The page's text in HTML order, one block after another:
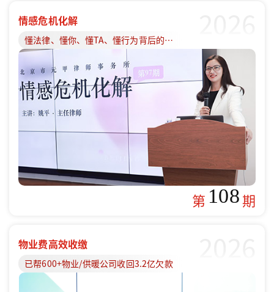
情感危机化解
懂法律、懂你、懂TA、懂行为背后的原因
第 108期
物业费高效收缴
已帮600+物业/供暖公司收回3.2亿欠款